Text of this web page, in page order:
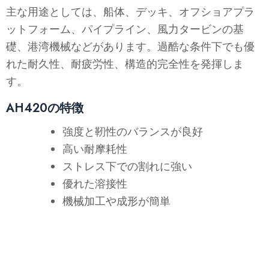
主な用途としては、船体、デッキ、オフショアプラ
ットフォーム、パイプライン、風力タービンの基
礎、港湾機械などがあります。過酷な条件下でも優
れた耐久性、耐疲労性、構造的完全性を発揮しま
す。
AH420の特徴
強度と靭性のバランスが良好
高い耐摩耗性
ストレス下での割れに強い
優れた溶接性
機械加工や成形が簡単